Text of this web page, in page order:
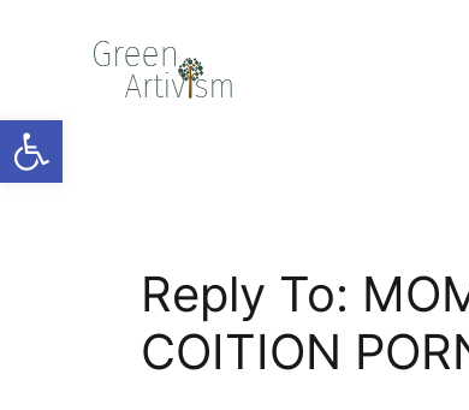
Open toolbar
Reply To:
COITION